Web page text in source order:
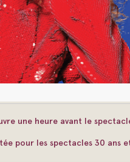
une heure avant le
pour les spectacles 30 ans